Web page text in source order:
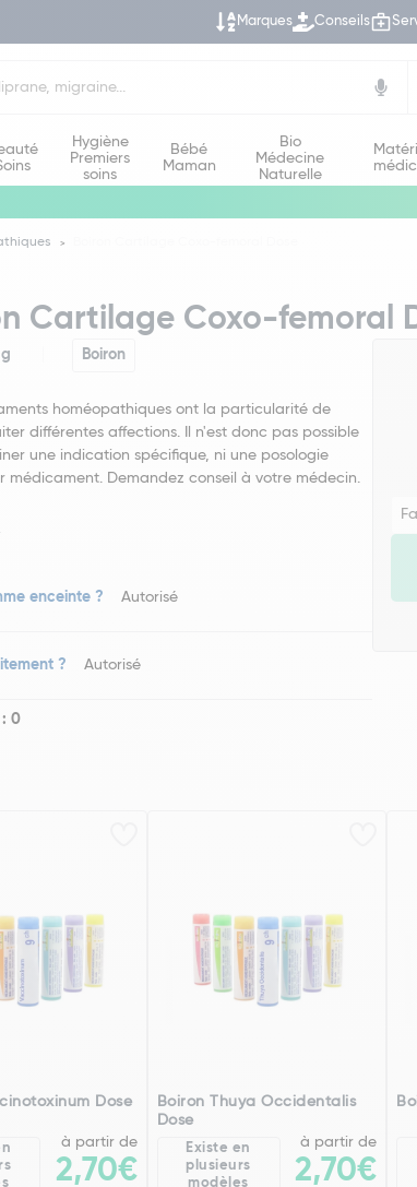
Marques Conseils
Hygiène
Premiers
soins
Bébé
Maman
Bio
Médecine
Naturelle
Cartilage Coxo-femoral
Boiron
homéopathiques ont la particularité de
différentes affections. Il n'est donc pas possible
une indication spécifique, ni une posologie
médicament. Demandez conseil à votre médecin.
enceinte ? Autorisé
? Autorisé
: 0
Dose
à partir de
2,70€
Boiron Thuya Occidentalis
Dose
Existe en
plusieurs
modèles
à partir de
2,70€